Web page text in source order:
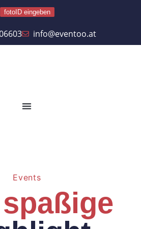
fotoID eingeben
info@eventoo.at
Events